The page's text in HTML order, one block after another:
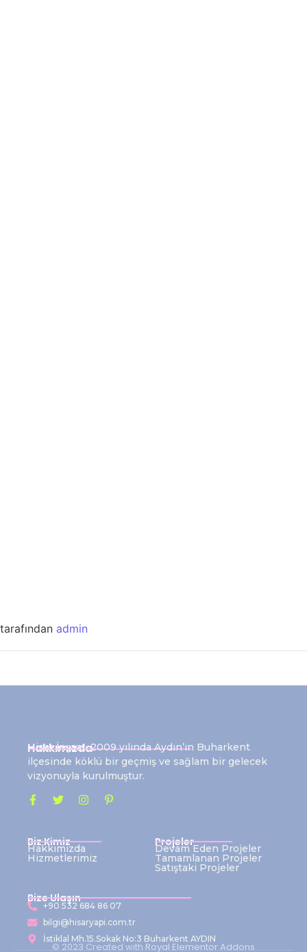
tarafından admin
Hakkımızda
Hisar İnşaat, 2009 yılında Aydın’ın Buharkent
ilçesinde köklü bir geçmiş ve sağlam bir gelecek
vizyonuyla kurulmuştur.
Biz Kimiz
Hakkımızda
Hizmetlerimiz
Projeler
Devam Eden Projeler
Tamamlanan Projeler
Satıştaki Projeler
Bize Ulaşın
+90 532 684 86 07
bilgi@hisaryapi.com.tr
İstiklal Mh.15.Sokak No:3 Buharkent AYDIN
© 2023 Created with Royal Elementor Addons